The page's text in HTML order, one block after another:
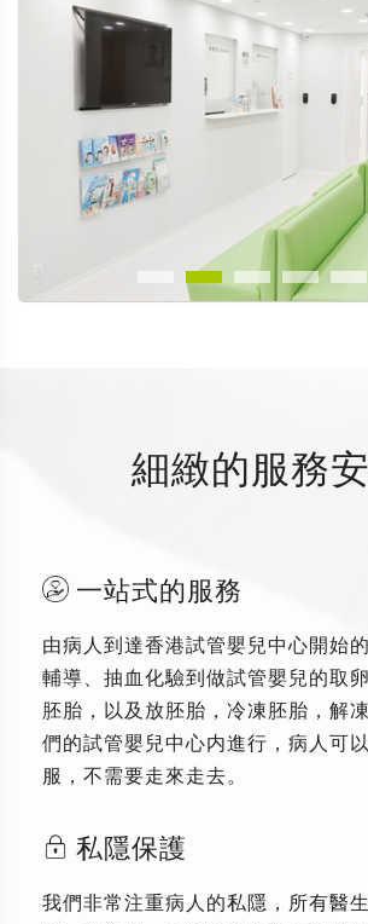
細緻的服務
一站式的服務
由病人到達香港試管嬰兒中心開始
輔導、抽血化驗到做試管嬰兒的取
胚胎，以及放胚胎，冷凍胚胎，解
們的試管嬰兒中心内進行，病人可
服，不需要走來走去。
私隱保護
我們非常注重病人的私隱，所有醫